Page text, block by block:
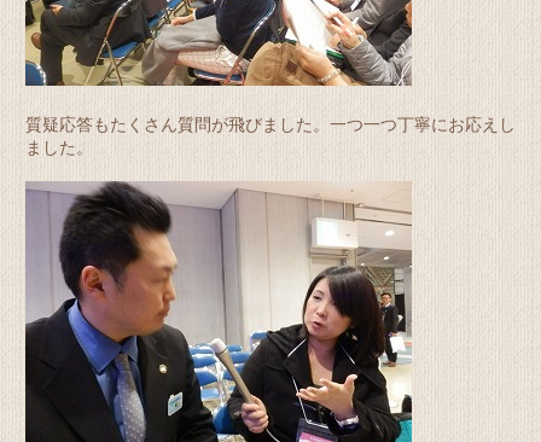
質疑応答もたくさん質問が飛びました。一つ一つ丁寧にお応えし
ました。